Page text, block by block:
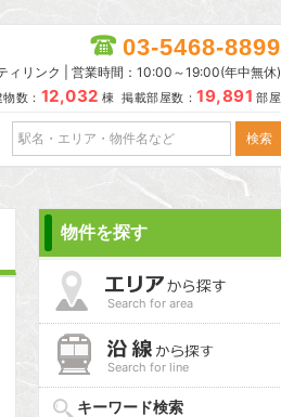
03-5468-8899
ィリンク | 営業時間：10:00～19:00(年中無休)
数： 12,032 棟 掲載部屋数： 19,891 部屋
物件を探す
Search for area
Search for line
キーワード検索